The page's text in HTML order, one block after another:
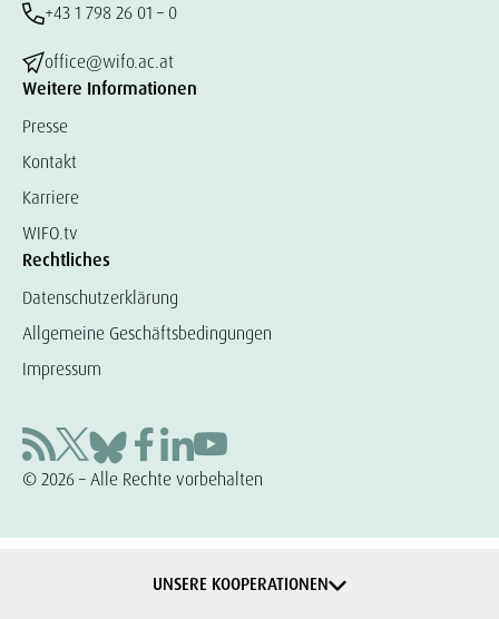
+43 1 798 26 01 – 0
office@wifo.ac.at
Weitere Informationen
Presse
Kontakt
Karriere
WIFO.tv
Rechtliches
Datenschutzerklärung
Allgemeine Geschäftsbedingungen
Impressum
© 2026 – Alle Rechte vorbehalten
UNSERE KOOPERATIONEN